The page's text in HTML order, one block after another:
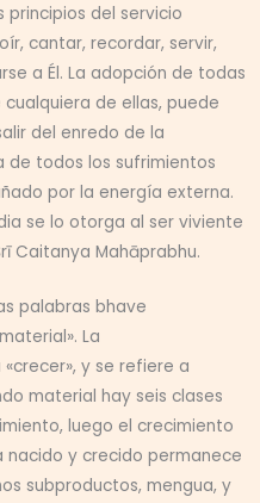
del servicio
cantar, recordar, servir,
a Él. La adopción de todas
de ellas, puede
del enredo de la
de todos los sufrimientos
por la energía externa.
se lo otorga al ser viviente
Caitanya Mahāprabhu.
palabras bhave
La
y se refiere a
material hay seis clases
luego el crecimiento
nacido y crecido permanece
subproductos, mengua, y